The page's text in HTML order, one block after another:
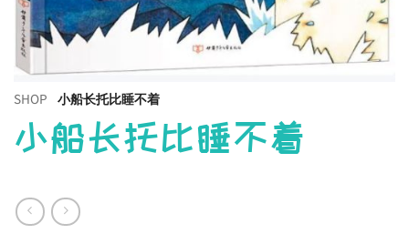
SHOP 小船长托比睡不着
小船长托比睡不着